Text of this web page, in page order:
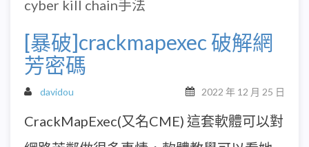
cyber kill chain手法
[暴破]crackmapexec 破解網
芳密碼
davidou 2022 年 12 月 25 日
CrackMapExec(又名CME) 這套軟體可以對